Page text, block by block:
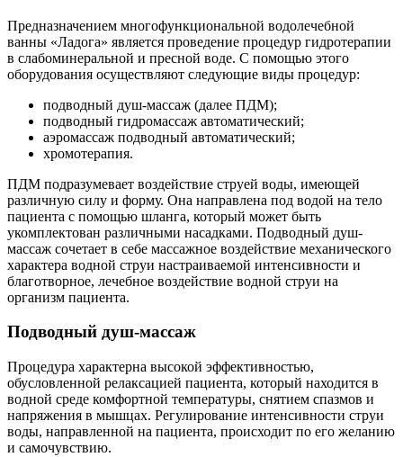
Предназначением многофункциональной водолечебной
ванны «Ладога» является проведение процедур гидротерапии
в слабоминеральной и пресной воде. С помощью этого
оборудования осуществляют следующие виды процедур:
подводный душ-массаж (далее ПДМ);
подводный гидромассаж автоматический;
аэромассаж подводный автоматический;
хромотерапия.
ПДМ подразумевает воздействие струей воды, имеющей
различную силу и форму. Она направлена под водой на тело
пациента с помощью шланга, который может быть
укомплектован различными насадками. Подводный душ-
массаж сочетает в себе массажное воздействие механического
характера водной струи настраиваемой интенсивности и
благотворное, лечебное воздействие водной струи на
организм пациента.
Подводный душ-массаж
Процедура характерна высокой эффективностью,
обусловленной релаксацией пациента, который находится в
водной среде комфортной температуры, снятием спазмов и
напряжения в мышцах. Регулирование интенсивности струи
воды, направленной на пациента, происходит по его желанию
и самочувствию.